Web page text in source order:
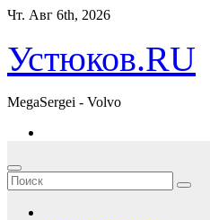
Перейти
содержимому
Чт. Авг 6th, 2026
Устюков.RU
MegaSergei - Volvo